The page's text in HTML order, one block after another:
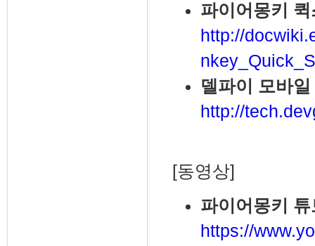
파이어몽키
http://
델파이 모바
http://
[동영상]
파이어몽키
https://